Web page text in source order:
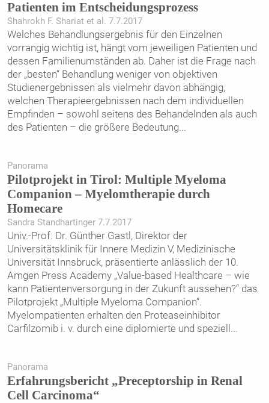
Patienten im Entscheidungsprozess
Shahrokh F. Shariat et al. 7.7.2017
Welches Behandlungsergebnis für den Einzelnen
vorrangig wichtig ist, hängt vom jeweiligen Patienten und
dessen Familienumständen ab. Daher ist die Frage nach
der „besten“ Behandlung weniger von objektiven
Studienergebnissen als vielmehr davon abhängig,
welchen Therapie­ergebnissen nach dem individuellen
Empfinden – sowohl seitens des Behandelnden als auch
des Patienten – die größere Bedeutung...
Panorama
Pilotprojekt in Tirol: Multiple Myeloma
Companion – Myelomtherapie durch
Homecare
Sandra Standhartinger 7.7.2017
Univ.-Prof. Dr. Günther Gastl, Direktor der
Universitätsklinik für Innere Medizin V, Medizinische
Universität Innsbruck, präsentierte anlässlich der 10.
Amgen Press Academy „Value-based Healthcare – wie
kann Patientenversorgung in der Zukunft aussehen?“ das
Pilotprojekt „Multiple Myeloma Companion“.
Myelompatienten erhalten den Proteaseinhibitor
Carfilzomib i. v. durch eine diplomierte und speziell...
Panorama
Erfahrungsbericht „Preceptorship in Renal
Cell Carcinoma“